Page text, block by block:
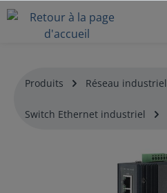
Produits Réseau industriel
Switch Ethernet industriel